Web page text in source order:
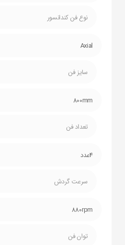
نوع فن کندانسور
Axial
سایز فن
800mm
تعداد فن
4عدد
سرعت گردش
880rpm
توان فن